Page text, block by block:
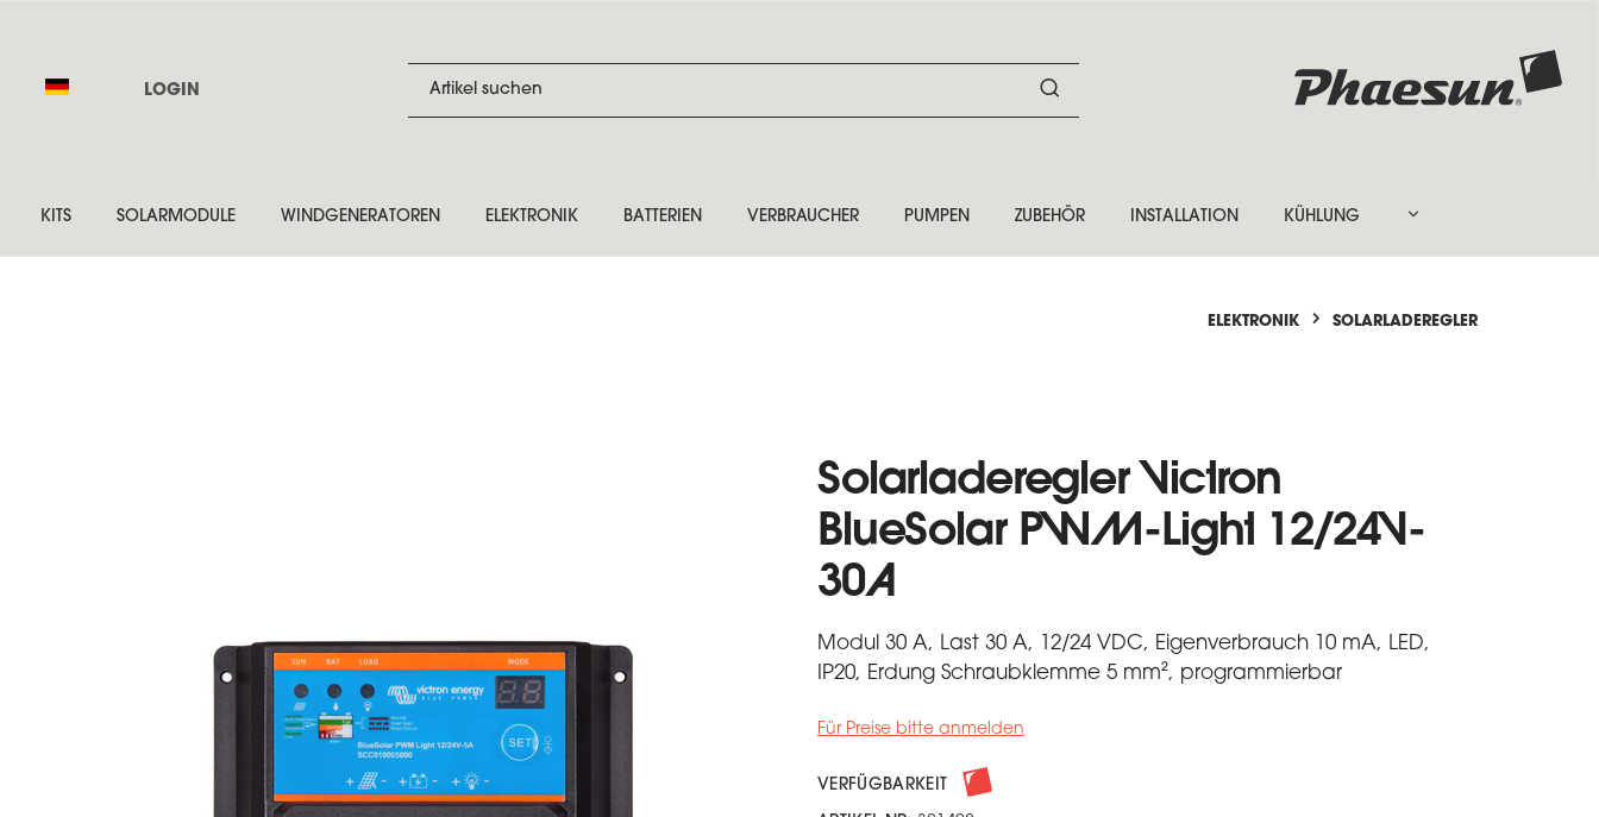
LOGIN
KITS SOLARMODULE WINDGENERATOREN ELEKTRONIK BATTERIEN VERBRAUCHER PUMPEN ZUBEHÖR INSTALLATION KÜHLUNG
ELEKTRONIK SOLARLADEREGLER
Solarladeregler Victron
BlueSolar PWM-Light 12/24V-
30A
Modul 30 A, Last 30 A, 12/24 VDC, Eigenverbrauch 10 mA, LED,
IP20, Erdung Schraubklemme 5 mm², programmierbar
Für Preise bitte anmelden
VERFÜGBARKEIT